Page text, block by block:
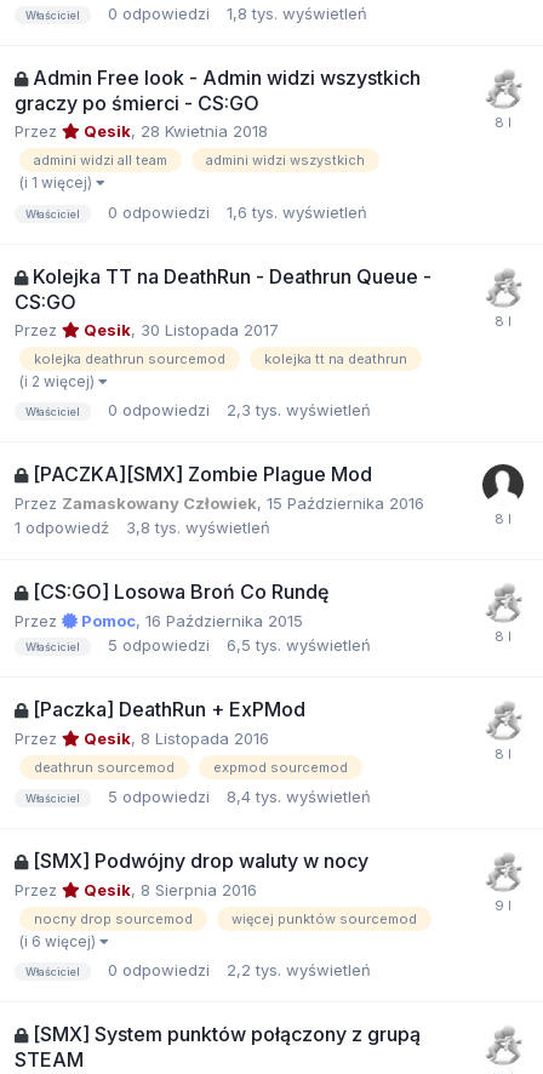
Właściciel 0 odpowiedzi 1,8 tys. wyświetleń
Admin Free look - Admin widzi wszystkich
graczy po śmierci - CS:GO
Przez Qesik, 28 Kwietnia 2018
admini widzi all team admini widzi wszystkich
(i 1 więcej)
Właściciel 0 odpowiedzi 1,6 tys. wyświetleń
Kolejka TT na DeathRun - Deathrun Queue -
CS:GO
Przez Qesik, 30 Listopada 2017
kolejka deathrun sourcemod kolejka tt na deathrun
(i 2 więcej)
Właściciel 0 odpowiedzi 2,3 tys. wyświetleń
[PACZKA][SMX] Zombie Plague Mod
Przez Zamaskowany Człowiek, 15 Października 2016
1 odpowiedź 3,8 tys. wyświetleń
[CS:GO] Losowa Broń Co Rundę
Przez Pomoc, 16 Października 2015
Właściciel 5 odpowiedzi 6,5 tys. wyświetleń
[Paczka] DeathRun + ExPMod
Przez Qesik, 8 Listopada 2016
deathrun sourcemod expmod sourcemod
Właściciel 5 odpowiedzi 8,4 tys. wyświetleń
[SMX] Podwójny drop waluty w nocy
Przez Qesik, 8 Sierpnia 2016
nocny drop sourcemod więcej punktów sourcemod
(i 6 więcej)
Właściciel 0 odpowiedzi 2,2 tys. wyświetleń
[SMX] System punktów połączony z grupą
STEAM